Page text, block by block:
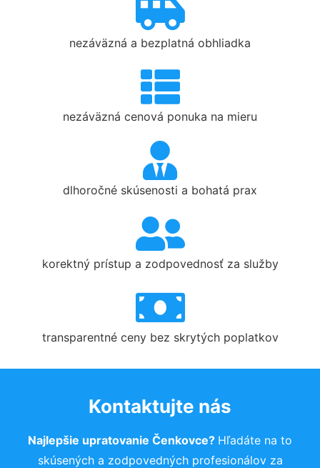
nezáväzná a bezplatná obhliadka
nezáväzná cenová ponuka na mieru
dlhoročné skúsenosti a bohatá prax
korektný prístup a zodpovednosť za služby
transparentné ceny bez skrytých poplatkov
Kontaktujte nás
Najlepšie upratovanie Čenkovce? Hľadáte na to
skúsených a zodpovedných profesionálov za